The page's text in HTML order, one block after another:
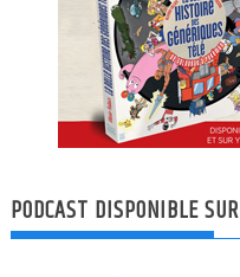
PODCAST DISPONIBLE SUR